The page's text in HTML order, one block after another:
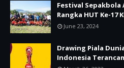
Festival Sepakbola
Rangka HUT Ke-17
June 23, 2024
Drawing Piala
Indonesia